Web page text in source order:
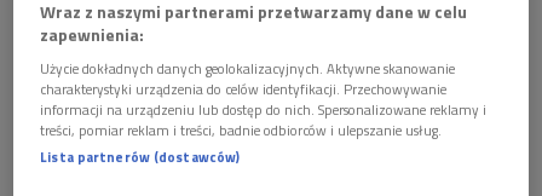
unijni przywódcy wezwali Komisję Europejską i służby
dyplomatyczne do przygotowania nowych sankcji wobec
Rosji za jej zaangażowanie w konflikt.
Putin i Łukaszenka w sobotniej rozmowie telefonicznej
"podkreślili znaczenie zorganizowania w stolicy Białorusi
Wraz z naszymi partnerami przetwarzamy dane w celu
zapewnienia:
Użycie dokładnych danych geolokalizacyjnych. Aktywne skanowanie
charakterystyki urządzenia do celów identyfikacji. Przechowywanie
informacji na urządzeniu lub dostęp do nich. Spersonalizowane reklamy i
treści, pomiar reklam i treści, badnie odbiorców i ulepszanie usług.
Lista partnerów (dostawców)